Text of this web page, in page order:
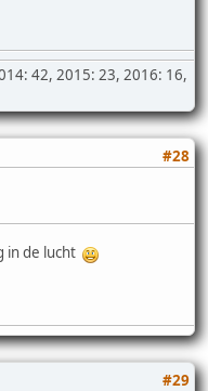
42, 2015: 23, 2016: 16,
#28
in de lucht
#29